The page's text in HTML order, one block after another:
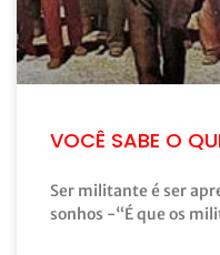
VOCÊ SABE O
Ser militante é ser
sonhos -“É que os